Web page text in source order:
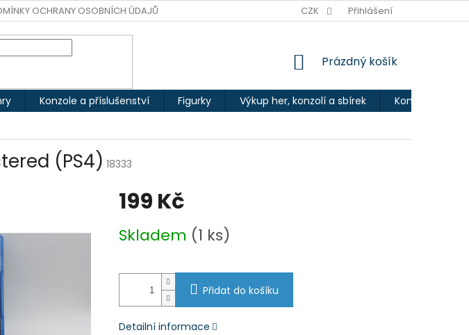
OCHRANY OSOBNÍCH ÚDAJŮ CZK Přihlášení
NÁKUPNÍ
Prázdný košík
Konzole a příslušenství Figurky Výkup her, konzolí a sbírek Kontakty
(PS4) 18333
199 Kč
cena:
Skladem (1 ks)
Přidat do košíku
Detailní informace